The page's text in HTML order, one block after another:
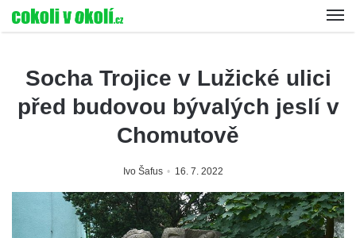
Socha Trojice v Lužické ulici
před budovou bývalých jeslí v
Chomutově
Ivo Šafus 16. 7. 2022